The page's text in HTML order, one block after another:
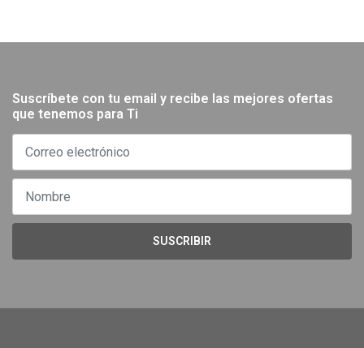
Suscríbete con tu email y recibe las mejores ofertas
que tenemos para Ti
SUSCRIBIR